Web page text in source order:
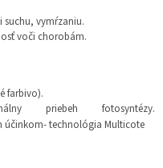
vymŕzaniu.
voči chorobám.
farbivo).
priebeh fotosyntézy.